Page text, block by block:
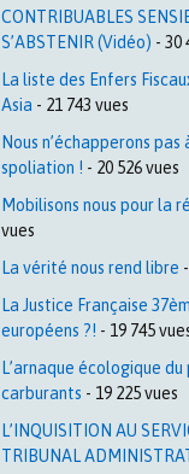
CONTRIBUABLES
S’ABSTENIR (Vidéo) - 30
La liste des Enfers
Asia - 21 743 vues
Nous n’échapperons
spoliation ! - 20 526 vues
Mobilisons nous pour la
vues
La vérité nous rend libre
La Justice Française
européens ?! - 19 745
L’arnaque écologique du
carburants - 19 225 vues
L’INQUISITION AU
TRIBUNAL